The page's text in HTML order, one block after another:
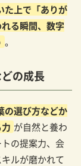
た上で「ありが
る瞬間、数字
。
の成長
の選び方などか
が自然と養わ
の提案力、会
ルが磨かれて